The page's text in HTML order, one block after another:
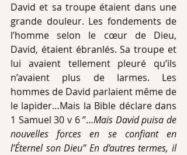
David et sa troupe étaient dans une
grande douleur. Les fondements de
l’homme selon le cœur de Dieu,
David, étaient ébranlés. Sa troupe et
lui avaient tellement pleuré qu’ils
n’avaient plus de larmes. Les
hommes de David parlaient même de
le lapider…Mais la Bible déclare dans
1 Samuel 30 v 6 ‘’…Mais David puisa de
nouvelles forces en se confiant en
l’Éternel son Dieu’’ En d’autres termes, il